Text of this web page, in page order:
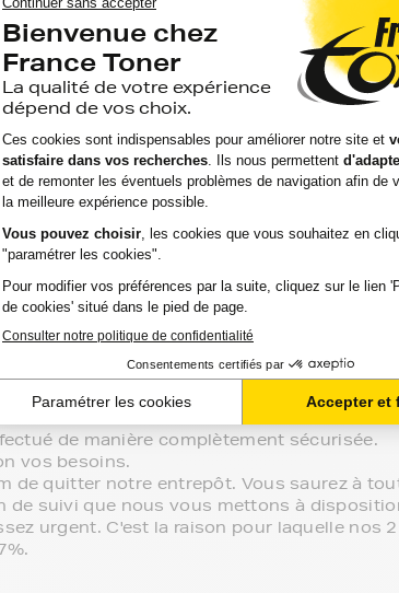
point de retrait et tous les produits sont
xpress-m, c'est le meilleur compromis
compatibles, noir et couleur, en pack ou
samsung xpress-m, ces produits sans
chercher vos toners samsung xpress-m en
chez vous.
de votre produit avec votre
à votre écoute.
sur le meilleur choix ou sur l'installation de
de votre espace client ou directement par
de manière complètement sécurisée.
vos besoins.
de quitter notre entrepôt. Vous saurez à
de suivi que nous vous mettons à
urgent. C'est la raison pour laquelle nos 2